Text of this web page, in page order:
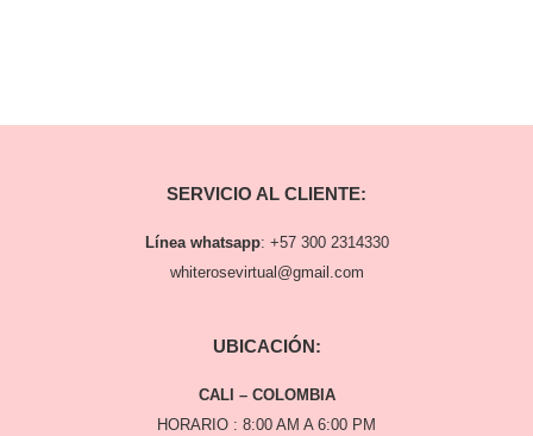
SERVICIO AL CLIENTE:
Línea whatsapp: +57 300 2314330
whiterosevirtual@gmail.com
UBICACIÓN:
CALI – COLOMBIA
HORARIO : 8:00 AM A 6:00 PM